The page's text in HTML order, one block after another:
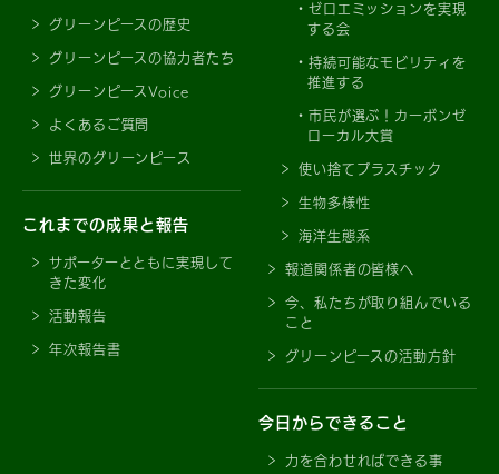
グリーンピースの歴史
グリーンピースの協力者たち
グリーンピースVoice
よくあるご質問
世界のグリーンピース
これまでの成果と報告
サポーターとともに実現して
きた変化
活動報告
年次報告書
ゼロエミッションを実現
する会
持続可能なモビリティを
推進する
市民が選ぶ！カーボンゼ
ローカル大賞
使い捨てプラスチック
生物多様性
海洋生態系
報道関係者の皆様へ
今、私たちが取り組んでいる
こと
グリーンピースの活動方針
今日からできること
力を合わせればできる事